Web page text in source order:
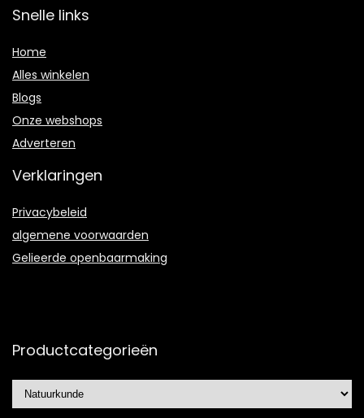
Snelle links
Home
Alles winkelen
Blogs
Onze webshops
Adverteren
Verklaringen
Privacybeleid
algemene voorwaarden
Gelieerde openbaarmaking
Productcategorieën